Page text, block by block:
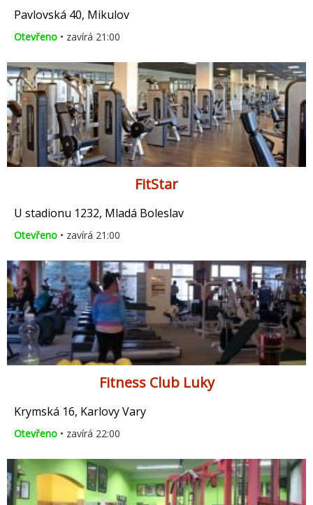
Pavlovská 40, Mikulov
Otevřeno • zavírá 21:00
FitStar
U stadionu 1232, Mladá Boleslav
Otevřeno • zavírá 21:00
Fitness Club Luky
Krymská 16, Karlovy Vary
Otevřeno • zavírá 22:00